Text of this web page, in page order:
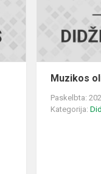
Muzikos
Paskelbta:
Kategorija: